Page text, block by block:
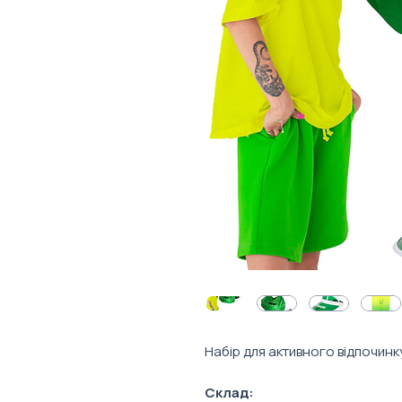
Набір для активного
Склад: